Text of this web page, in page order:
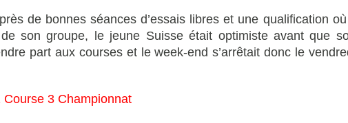
de bonnes séances d’essais libres et une qualification où
son groupe, le jeune Suisse était optimiste avant que
part aux courses et le week-end s’arrêtait donc le
Course 3 Championnat